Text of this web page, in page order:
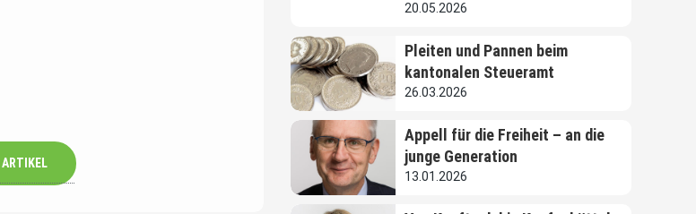
20.05.2026
Pleiten und Pannen beim
kantonalen Steueramt
26.03.2026
Appell für die Freiheit – an die
junge Generation
13.01.2026